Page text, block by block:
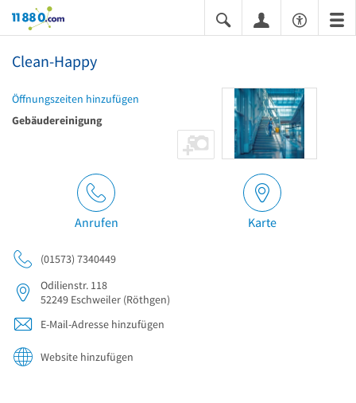
11880.com
Clean-Happy
Öffnungszeiten hinzufügen
Gebäudereinigung
Anrufen Karte
(01573) 7340449
Odilienstr. 118
52249 Eschweiler (Röthgen)
E-Mail-Adresse hinzufügen
Website hinzufügen